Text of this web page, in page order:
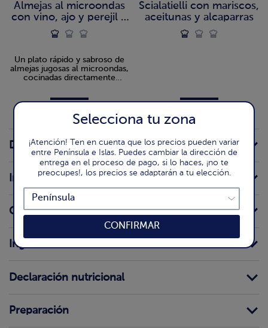
Almejas al microondas
con vino, ajo y perejil y
pan rallado "propuesta
de @recetasparavagoz"
Un plato rápido y sabroso de
almejas jugosas al microondas,
cocinadas directamente
rallado para una salsa sencilla y
llena de sabor.
Scialatielli con mariscos,
aceitunas y alcaparras
Detalle del producto
Información para el consumidor
Conservación doméstica
Ingredientes
Declaración nutricional
Preparación
Selecciona tu zona
¡Atención! Ten en cuenta que los precios pueden variar
entre Península e Islas. Puedes cambiar la dirección de
entrega en el proceso de pago, si lo haces, ¡no te
preocupes!, los precios se adaptarán a tu elección.
CONFIRMAR